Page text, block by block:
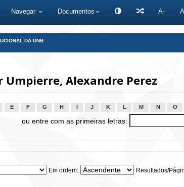
Navegar Documentos A- A
DA UNB
Alexandre Perez
E F G H J K L M N O
ou entre com as primeiras letras:
Em ordem: Resultados/